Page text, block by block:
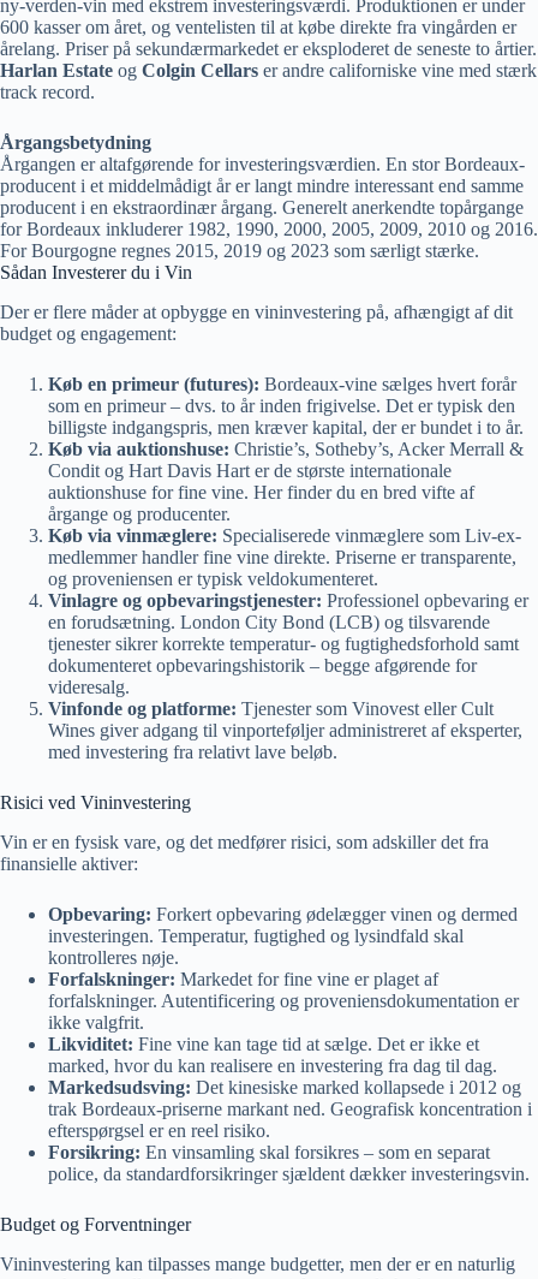
ny-verden-vin med ekstrem investeringsværdi. Produktionen er under
600 kasser om året, og ventelisten til at købe direkte fra vingården er
årelang. Priser på sekundærmarkedet er eksploderet de seneste to årtier.
Harlan Estate og Colgin Cellars er andre californiske vine med stærk
track record.
Årgangsbetydning
Årgangen er altafgørende for investeringsværdien. En stor Bordeaux-
producent i et middelmådigt år er langt mindre interessant end samme
producent i en ekstraordinær årgang. Generelt anerkendte topårgange
for Bordeaux inkluderer 1982, 1990, 2000, 2005, 2009, 2010 og 2016.
For Bourgogne regnes 2015, 2019 og 2023 som særligt stærke.
Sådan Investerer du i Vin
Der er flere måder at opbygge en vininvestering på, afhængigt af dit
budget og engagement:
Køb en primeur (futures): Bordeaux-vine sælges hvert forår
som en primeur – dvs. to år inden frigivelse. Det er typisk den
billigste indgangspris, men kræver kapital, der er bundet i to år.
Køb via auktionshuse: Christie’s, Sotheby’s, Acker Merrall &
Condit og Hart Davis Hart er de største internationale
auktionshuse for fine vine. Her finder du en bred vifte af
årgange og producenter.
Køb via vinmæglere: Specialiserede vinmæglere som Liv-ex-
medlemmer handler fine vine direkte. Priserne er transparente,
og proveniensen er typisk veldokumenteret.
Vinlagre og opbevaringstjenester: Professionel opbevaring er
en forudsætning. London City Bond (LCB) og tilsvarende
tjenester sikrer korrekte temperatur- og fugtighedsforhold samt
dokumenteret opbevaringshistorik – begge afgørende for
videresalg.
Vinfonde og platforme: Tjenester som Vinovest eller Cult
Wines giver adgang til vinporteføljer administreret af eksperter,
med investering fra relativt lave beløb.
Risici ved Vininvestering
Vin er en fysisk vare, og det medfører risici, som adskiller det fra
finansielle aktiver:
Opbevaring: Forkert opbevaring ødelægger vinen og dermed
investeringen. Temperatur, fugtighed og lysindfald skal
kontrolleres nøje.
Forfalskninger: Markedet for fine vine er plaget af
forfalskninger. Autentificering og proveniensdokumentation er
ikke valgfrit.
Likviditet: Fine vine kan tage tid at sælge. Det er ikke et
marked, hvor du kan realisere en investering fra dag til dag.
Markedsudsving: Det kinesiske marked kollapsede i 2012 og
trak Bordeaux-priserne markant ned. Geografisk koncentration i
efterspørgsel er en reel risiko.
Forsikring: En vinsamling skal forsikres – som en separat
police, da standardforsikringer sjældent dækker investeringsvin.
Budget og Forventninger
Vininvestering kan tilpasses mange budgetter, men der er en naturlig